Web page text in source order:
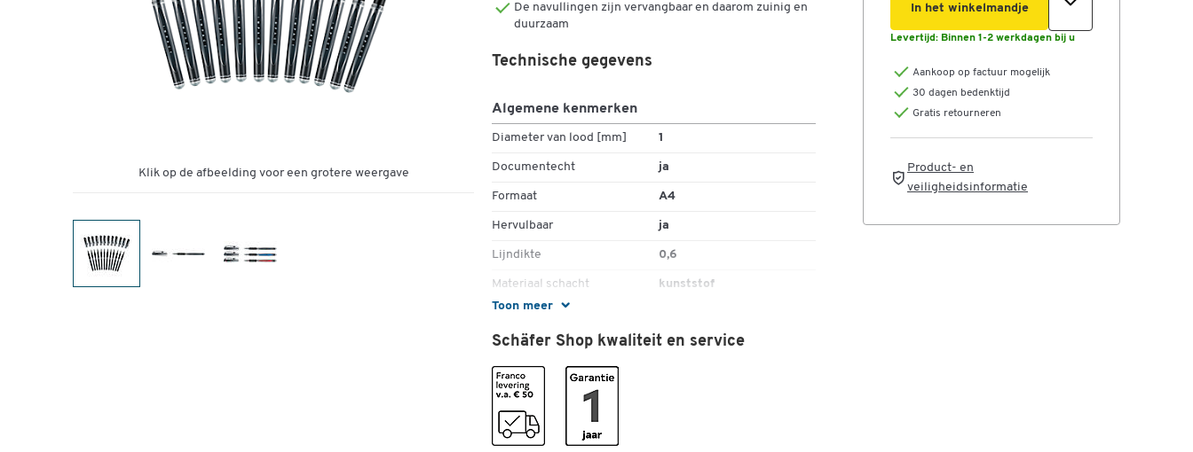
Klik op de afbeelding voor een grotere weergave
De navullingen zijn vervangbaar en daarom zuinig en
duurzaam
Toon meer
Technische gegevens
Algemene kenmerken
Diameter van lood [mm] 1
Documentecht ja
Formaat A4
Hervulbaar ja
Lijndikte 0,6
Materiaal schacht kunststof
Mechanisme
Sneldrogend ja
Stuk(s) per verpakking
Uitwisbaar
Veegvast
Schäfer Shop kwaliteit en service
In het winkelmandje
Levertijd: Binnen 1-2 werkdagen bij u
Aankoop op factuur mogelijk
30 dagen bedenktijd
Gratis retourneren
Product- en
veiligheidsinformatie